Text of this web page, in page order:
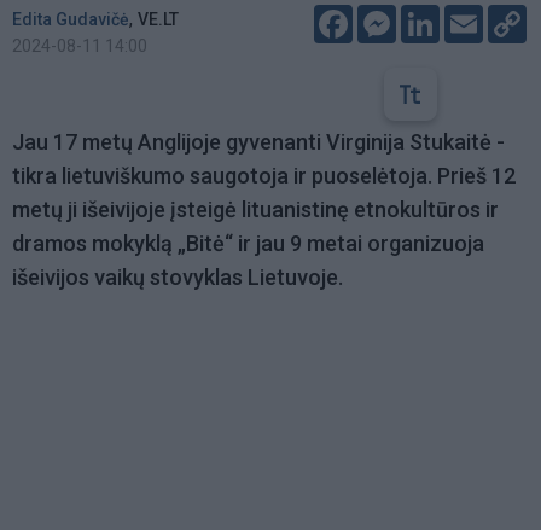
Edita Gudavičė, VE.LT
2024-08-11 14:00
FacebookMessenger
LinkedIn
Email
Jau 17 metų Anglijoje gyvenanti Virginija Stukaitė -
tikra lietuviškumo saugotoja ir puoselėtoja. Prieš 12
metų ji išeivijoje įsteigė lituanistinę etnokultūros ir
dramos mokyklą „Bitė“ ir jau 9 metai organizuoja
išeivijos vaikų stovyklas Lietuvoje.